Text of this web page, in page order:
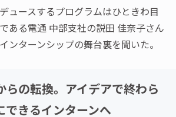
ュースするプログラムはひときわ目
ある電通 中部支社の説田 佳奈子さん
ンターンシップの舞台裏を聞いた。
らの転換。アイデアで終わら
できるインターンへ